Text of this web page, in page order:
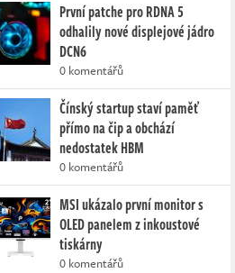
První patche pro RDNA 5
odhalily nové displejové jádro
DCN6
0 komentářů
Čínský startup staví paměť
přímo na čip a obchází
nedostatek HBM
0 komentářů
MSI ukázalo první monitor s
OLED panelem z inkoustové
tiskárny
0 komentářů